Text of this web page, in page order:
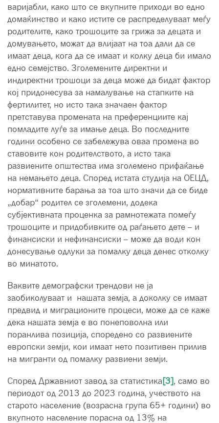
варијабли, како што се вкупните приходи во едно
домаќинство и како истите се распределуваат меѓу
родителите, како трошоците за грижа за децата и
домувањето, можат да влијаат на тоа дали да се
имаат деца, кога да се имаат и колку деца би имало
едно семејство. Зголемените директни и
индиректни трошоци за деца може да бидат фактор
кој придонесува за намалување на стапките на
фертилитет, но исто така значаен фактор
претставува промената на преференциите кај
помладите луѓе за имање деца. Во последните
години особено се забележува оваа промена во
ставовите кон родителството, а исто така
развиените општества има зголемено прифаќање
на немањето деца. Според истата студија на ОЕЦД,
нормативните барања за тоа што значи да се биде
„добар“ родител се зголемени, додека
субјективната проценка за рамнотежата помеѓу
трошоците и придобивките од раѓањето дете – и
финансиски и нефинансиски – може да води кон
донесување одлуки за помалку деца денес отколку
во минатото.
Ваквите демографски трендови не ја
заобиколуваат и нашата земја, а доколку се имаат
предвид и миграционите процеси, може да се каже
дека нашата земја е во понеповолна или
поранлива позиција, споредено со развиените
европски земји, кои имаат нето позитивен прилив
на мигранти од помалку развиени земји.
Според Државниот завод за статистика[3], само во
периодот од 2013 до 2023 година, учеството на
старото население (возрасна група 65+ години) во
вкупното население порасна од 13% на